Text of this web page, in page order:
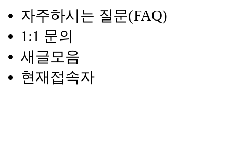
자주하시는 질문(FAQ)
1:1 문의
새글모음
현재접속자